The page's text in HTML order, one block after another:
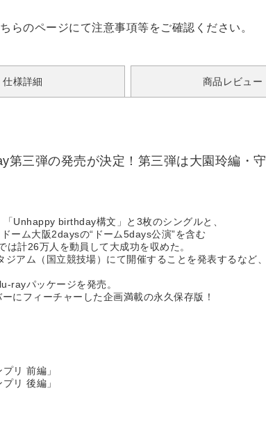
らのページにて注意事項等をご確認ください。
仕様詳細 商品レビュー
三弾の発売が決定！第三弾は大園玲編・
Unhappy birthday構文」と3枚のシングルと、
ーム大阪2daysの“ドーム5days公演”を含む
計26万人を動員して大成功を収めた。
アム（国立競技場）にて開催することを発表するなど、
rayパッケージを発売。
にフィーチャーした企画満載の永久保存版！
リ 前編」
リ 後編」